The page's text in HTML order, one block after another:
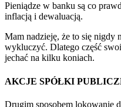
Pieniądze w banku są co
inflacją i dewaluacją.
Mam nadzieję, że to się nigdy
wykluczyć. Dlatego część
jechać na kilku koniach.
AKCJE SPÓŁKI
Drugim sposobem lokowanie